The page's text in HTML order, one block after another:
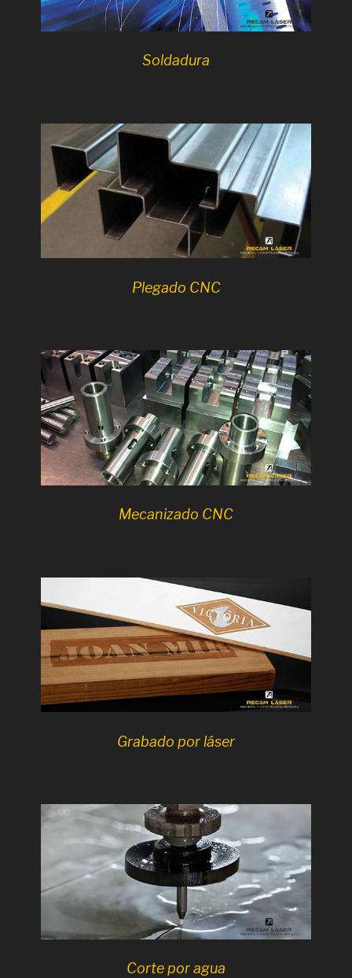
Soldadura
Plegado CNC
Mecanizado CNC
Grabado por láser
Corte por agua